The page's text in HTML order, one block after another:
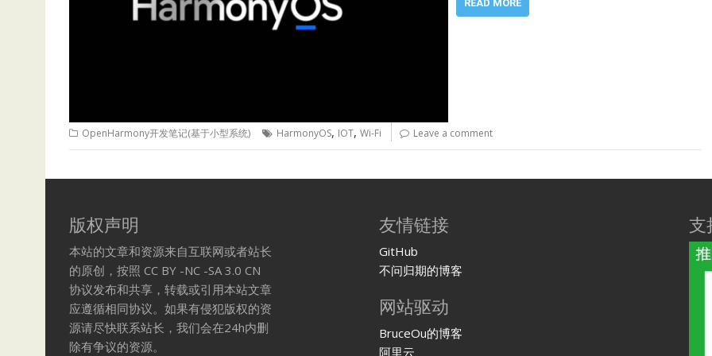
READ MORE
OpenHarmony开发笔记(基于小型系统) HarmonyOS, IOT, Wi-Fi Leave a comment
版权声明
本站的文章和资源来自互联网或者站长
的原创，按照 CC BY -NC -SA 3.0 CN
协议发布和共享，转载或引用本站文章
应遵循相同协议。如果有侵犯版权的资
源请尽快联系站长，我们会在24h内删
除有争议的资源。
友情链接
GitHub
不问归期的博客
网站驱动
BruceOu的博客
阿里云
支